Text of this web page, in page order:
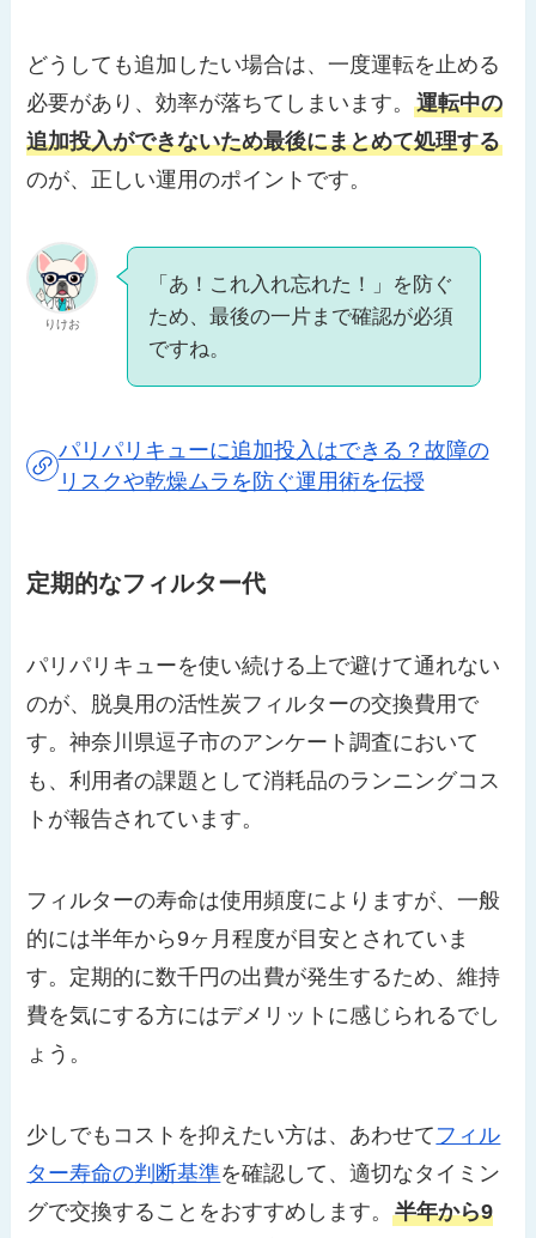
どうしても追加したい場合は、一度運転を止める
必要があり、効率が落ちてしまいます。運転中の
追加投入ができないため最後にまとめて処理する
のが、正しい運用のポイントです。
りけお
「あ！これ入れ忘れた！」を防ぐ
ため、最後の一片まで確認が必須
ですね。
パリパリキューに追加投入はできる？故障の
リスクや乾燥ムラを防ぐ運用術を伝授
定期的なフィルター代
パリパリキューを使い続ける上で避けて通れない
のが、脱臭用の活性炭フィルターの交換費用で
す。神奈川県逗子市のアンケート調査において
も、利用者の課題として消耗品のランニングコス
トが報告されています。
フィルターの寿命は使用頻度によりますが、一般
的には半年から9ヶ月程度が目安とされていま
す。定期的に数千円の出費が発生するため、維持
費を気にする方にはデメリットに感じられるでし
ょう。
少しでもコストを抑えたい方は、あわせて フィル
ター寿命の判断基準を確認して、適切なタイミン
グで交換することをおすすめします。半年から9